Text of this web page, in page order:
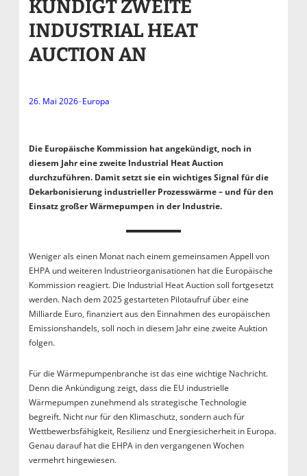
KÜNDIGT ZWEITE
INDUSTRIAL HEAT
AUCTION AN
26. Mai 2026–Europa
Die Europäische Kommission hat angekündigt, noch in
diesem Jahr eine zweite Industrial Heat Auction
durchzuführen. Damit setzt sie ein wichtiges Signal für die
Dekarbonisierung industrieller Prozesswärme – und für den
Einsatz großer Wärmepumpen in der Industrie.
Weniger als einen Monat nach einem gemeinsamen Appell von
EHPA und weiteren Industrieorganisationen hat die Europäische
Kommission reagiert. Die Industrial Heat Auction soll fortgesetzt
werden. Nach dem 2025 gestarteten Pilotaufruf über eine
Milliarde Euro, finanziert aus den Einnahmen des europäischen
Emissionshandels, soll noch in diesem Jahr eine zweite Auktion
folgen.
Für die Wärmepumpenbranche ist das eine wichtige Nachricht.
Denn die Ankündigung zeigt, dass die EU industrielle
Wärmepumpen zunehmend als strategische Technologie
begreift. Nicht nur für den Klimaschutz, sondern auch für
Wettbewerbsfähigkeit, Resilienz und Energiesicherheit in Europa.
Genau darauf hat die EHPA in den vergangenen Wochen
vermehrt hingewiesen.